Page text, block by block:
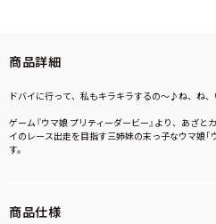
商品詳細
ドバイに行って、私もキラキラするの〜♪ね、ね、
ゲーム『ウマ娘 プリティーダービー』より、あざ
イのレース出走を目指す三姉妹の末っ子なウマ娘
す。
商品仕様